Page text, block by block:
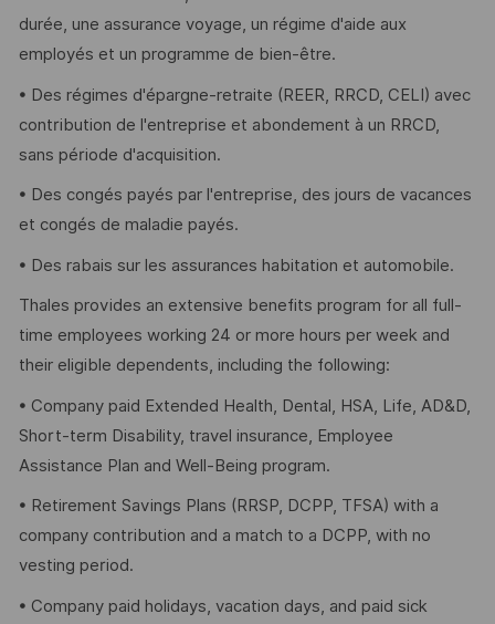
durée, une assurance voyage, un régime d'aide aux
employés et un programme de bien-être.
• Des régimes d'épargne-retraite (REER, RRCD, CELI) avec
contribution de l'entreprise et abondement à un RRCD,
sans période d'acquisition.
• Des congés payés par l'entreprise, des jours de vacances
et congés de maladie payés.
• Des rabais sur les assurances habitation et automobile.
Thales provides an extensive benefits program for all full-
time employees working 24 or more hours per week and
their eligible dependents, including the following:
• Company paid Extended Health, Dental, HSA, Life, AD&D,
Short-term Disability, travel insurance, Employee
Assistance Plan and Well-Being program.
• Retirement Savings Plans (RRSP, DCPP, TFSA) with a
company contribution and a match to a DCPP, with no
vesting period.
• Company paid holidays, vacation days, and paid sick